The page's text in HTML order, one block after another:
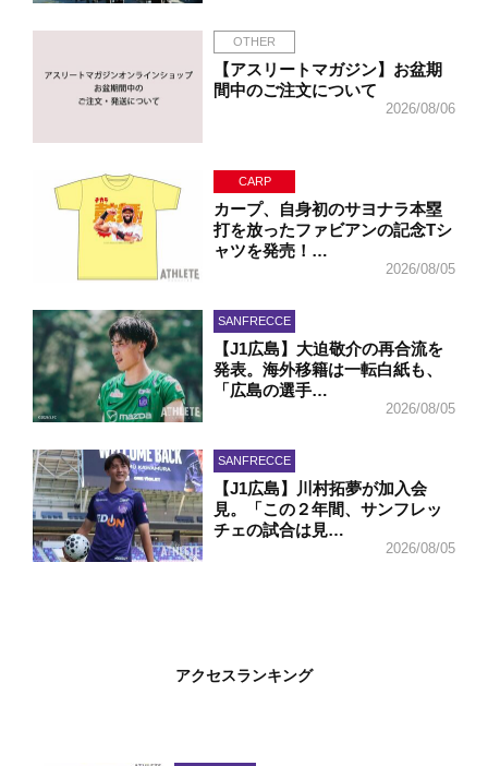
OTHER
【アスリートマガジン】お盆期
間中のご注文について
2026/08/06
CARP
カープ、自身初のサヨナラ本塁
打を放ったファビアンの記念Tシ
ャツを発売！…
2026/08/05
SANFRECCE
【J1広島】大迫敬介の再合流を
発表。海外移籍は一転白紙も、
「広島の選手…
2026/08/05
SANFRECCE
【J1広島】川村拓夢が加入会
見。「この２年間、サンフレッ
チェの試合は見…
2026/08/05
アクセスランキング